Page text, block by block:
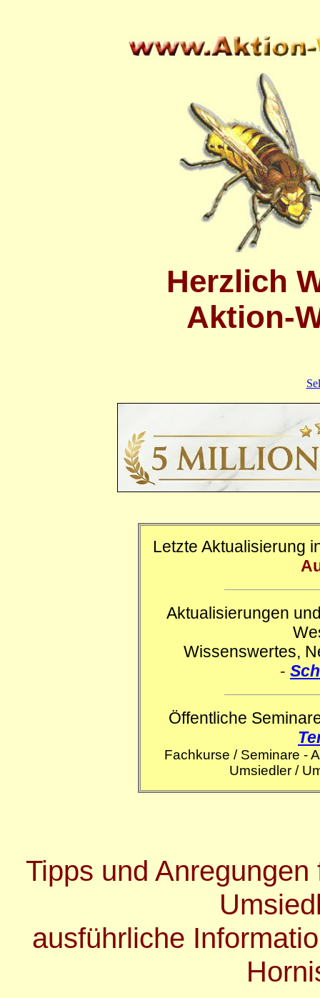
Herzlich
Aktion-
Letzte Aktualisierung
Aktualisierungen
Wissenswertes,
-
Öffentliche
Fachkurse / Seminare -
Umsiedler /
Tipps und
ausführliche